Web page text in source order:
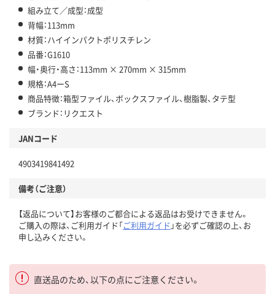
組み立て／成型：成型
背幅：113mm
材質：ハイインパクトポリスチレン
品番：G1610
幅・奥行・高さ：113mm × 270mm × 315mm
規格：A4ーS
商品特徴：箱型ファイル、ボックスファイル、樹脂製、タテ型
ブランド：リクエスト
JANコード
4903419841492
備考（ご注意）
【返品について】お客様のご都合による返品はお受けできません。
ご購入の際は、ご利用ガイド「ご利用ガイド 」を必ずご確認の上、お
申し込みください。
直送品のため、以下の点にご注意ください。